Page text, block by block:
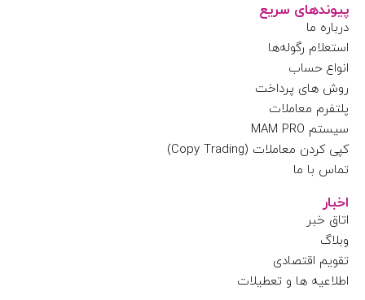
پیوندهای سریع
درباره ما
استعلام رگوله‌ها
انواع حساب
روش های پرداخت
پلتفرم معاملات
سیستم MAM PRO
کپی کردن معاملات (Copy Trading)
تماس با ما
اخبار
اتاق خبر
وبلاگ
تقویم اقتصادی
اطلاعیه ها و تعطیلات